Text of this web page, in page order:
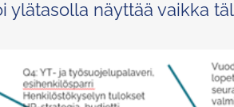
ylätasolla näyttää vaikka